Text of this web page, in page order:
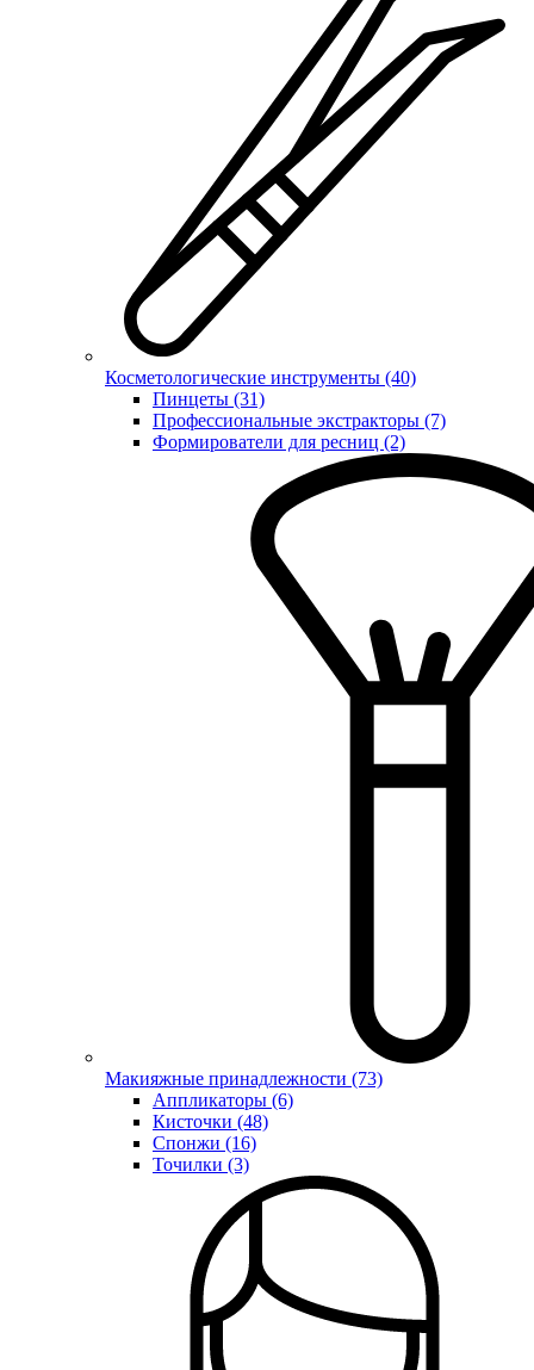
Косметологические инструменты (40)
Пинцеты (31)
Профессиональные экстракторы (7)
Формирователи для ресниц (2)
Макияжные принадлежности (73)
Аппликаторы (6)
Кисточки (48)
Спонжи (16)
Точилки (3)